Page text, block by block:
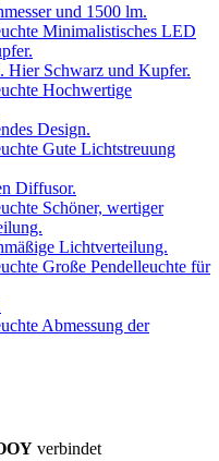
und 1500 lm.
Hier Schwarz und Kupfer.
Design.
Diffusor.
Lichtverteilung.
verbindet